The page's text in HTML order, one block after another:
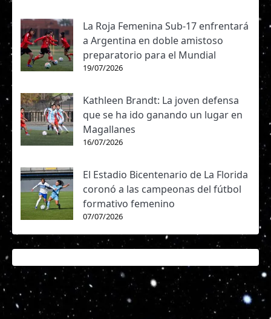
La Roja Femenina Sub-17 enfrentará
a Argentina en doble amistoso
preparatorio para el Mundial
19/07/2026
Kathleen Brandt: La joven defensa
que se ha ido ganando un lugar en
Magallanes
16/07/2026
El Estadio Bicentenario de La Florida
coronó a las campeonas del fútbol
formativo femenino
07/07/2026